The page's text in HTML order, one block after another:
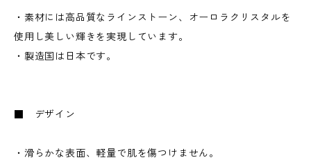
・素材には高品質なラインストーン、オーロラクリスタルを
使用し美しい輝きを実現しています。
・製造国は日本です。
■ デザイン
・滑らかな表面、軽量で肌を傷つけません。